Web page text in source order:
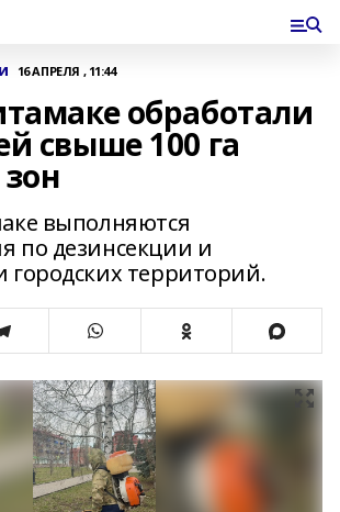
16 АПРЕЛЯ , 11:44
обработали
свыше 100 га
выполняются
по дезинсекции и
городских территорий.